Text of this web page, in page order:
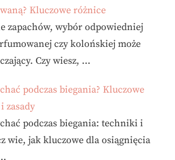
Kluczowe różnice
zapachów, wybór odpowiedniej
czy kolońskiej może
Czy wiesz, …
podczas biegania? Kluczowe
zasady
podczas biegania: techniki i
wie, jak kluczowe dla osiągnięcia